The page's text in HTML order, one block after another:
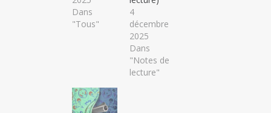
Dans
"Tous"
4
décembre
2025
Dans
"Notes de
lecture"